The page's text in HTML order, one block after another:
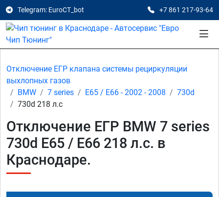
Telegram: EuroCT_bot +7 861 217-93-64
Отключение ЕГР клапана системы рециркуляции
выхлопных газов
BMW
7 series E65 / E66 - 2002 - 2008
730d
730d 218 л.с
Отключение ЕГР BMW 7 series
730d E65 / E66 218 л.с. в
Краснодаре.